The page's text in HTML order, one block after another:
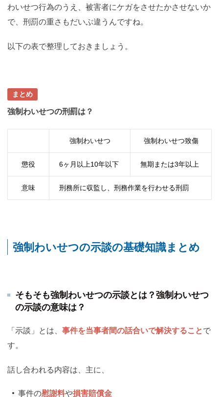
わいせつ行為のうえ、被害者にケガをさせたかさせないか
で、刑罰の重さもだいぶ違うんですね。
以下の表で整理しておきましょう。
まとめ
強制わいせつの刑罰は？
強制わいせつ 強制わいせつ致傷
懲役 6ヶ月以上10年以下 無期または3年以上
意味 刑務所に収監し、刑務作業を行わせる刑罰
強制わいせつの示談の基礎知識まとめ
そもそも強制わいせつの示談とは？強制わいせつ
の示談の意味は？
「示談」とは、 事件を当事者間の話合いで解決することで
す。
話し合われる内容は、主に、
事件の慰謝料や損害賠償金